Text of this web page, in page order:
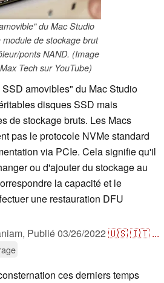
du Mac Studio
de stockage brut
ponts NAND. (Image
Tech sur YouTube)
amovibles" du Mac Studio
disques SSD mais
de stockage bruts. Les Macs
pas le protocole NVMe standard
via PCIe. Cela signifie qu'il
ou d'ajouter du stockage au
la capacité et le
une restauration DFU
Publié03/26/2022 🇺🇸🇮🇹 ...
ces derniers temps